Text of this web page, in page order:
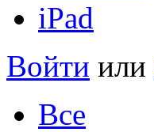
iPad
Войти или
Все